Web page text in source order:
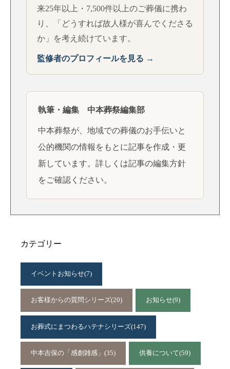
来25年以上・7,500件以上のご葬儀に携わ
り、「どうすれば故人様が喜んでくださる
か」を考え続けています。
監修者のプロフィールを見る →
執筆・編集 中本葬祭編集部
中本葬祭が、地域での葬儀のお手伝いと
公的機関の情報をもとに記事を作成・更
新しています。詳しくは記事の編集方針
をご確認ください。
カテゴリー
イベントお知らせ(7)
お客様からの質問シリーズ(20) お知らせ(9)
お葬式にまつわるハテナシリーズ(147)
中本吉保の「感創雑感」 (35) 供養について(59)